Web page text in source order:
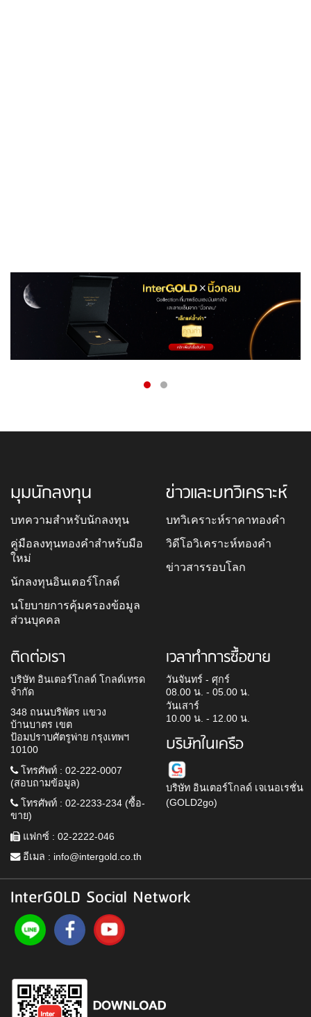
มุมนักลงทุน
บทความสำหรับนักลงทุน
คู่มือลงทุนทองคำสำหรับมือ
ใหม่
นักลงทุนอินเตอร์โกลด์
นโยบายการคุ้มครองข้อมูล
ส่วนบุคคล
ข่าวและบทวิเคราะห์
บทวิเคราะห์ราคาทองคำ
วิดีโอวิเคราะห์ทองคำ
ข่าวสารรอบโลก
ติดต่อเรา
บริษัท อินเตอร์โกลด์ โกลด์เทรด
จำกัด
348 ถนนบริพัตร แขวง
บ้านบาตร เขต
ป้อมปราบศัตรูพ่าย กรุงเทพฯ
10100
โทรศัพท์ : 02-222-0007
(สอบถามข้อมูล)
โทรศัพท์ : 02-2233-234 (ซื้อ-
ขาย)
แฟกซ์ : 02-2222-046
อีเมล : info@intergold.co.th
เวลาทำการซื้อขาย
วันจันทร์ - ศุกร์
08.00 น. - 05.00 น.
วันเสาร์
10.00 น. - 12.00 น.
บริษัทในเครือ
บริษัท อินเตอร์โกลด์ เจเนอเรชั่น
(GOLD2go)
InterGOLD Social Network